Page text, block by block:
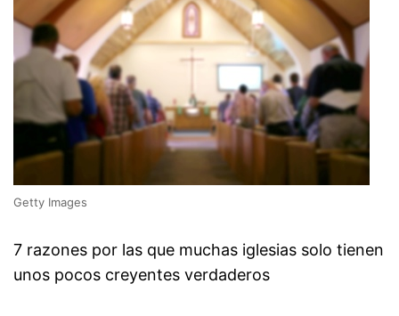
Getty Images
7 razones por las que muchas iglesias solo tienen
unos pocos creyentes verdaderos